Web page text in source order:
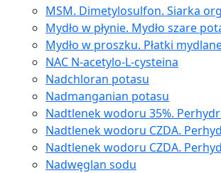
MSM. Dimetylosulfon. Siarka
Mydło w płynie. Mydło szare
Mydło w proszku. Płatki
NAC N-acetylo-L-cysteina
Nadchloran potasu
Nadmanganian potasu
Nadtlenek wodoru 35%.
Nadtlenek wodoru CZDA.
Nadtlenek wodoru CZDA.
Nadwęglan sodu